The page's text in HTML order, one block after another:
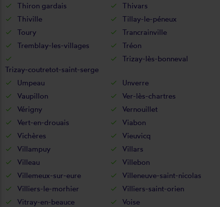
Thiron gardais
Thivars
Thiville
Tillay-le-péneux
Toury
Trancrainville
Tremblay-les-villages
Tréon
Trizay-coutretot-saint-serge
Trizay-lès-bonneval
Umpeau
Unverre
Vaupillon
Ver-lès-chartres
Vérigny
Vernouillet
Vert-en-drouais
Viabon
Vichères
Vieuvicq
Villampuy
Villars
Villeau
Villebon
Villemeux-sur-eure
Villeneuve-saint-nicolas
Villiers-le-morhier
Villiers-saint-orien
Vitray-en-beauce
Voise